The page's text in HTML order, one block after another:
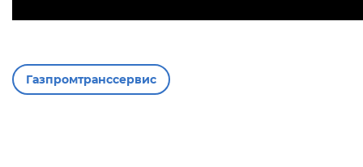
Газпромтранссервис